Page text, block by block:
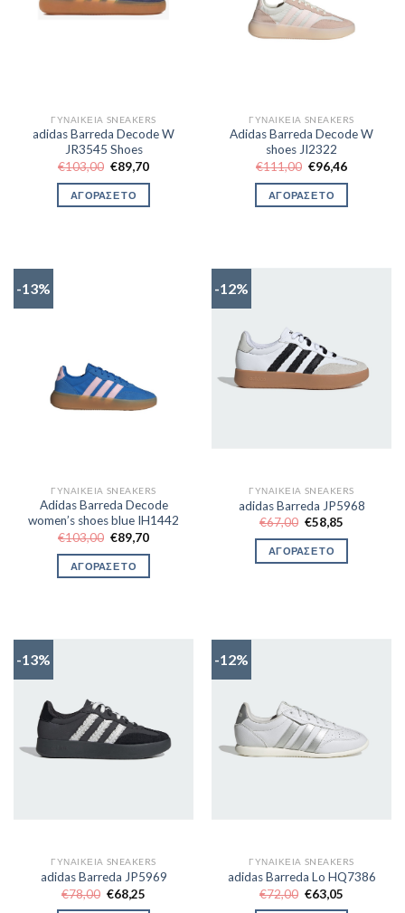
ΓΥΝΑΙΚΕΊΑ SNEAKERS
adidas Barreda Decode W
JR3545 Shoes
€103,00 Original
price
was:
€103,00.
€89,70Η
ΑΓΟΡΑΣΕ ΤΟ
ΓΥΝΑΙΚΕΊΑ SNEAKERS
Adidas Barreda Decode W
shoes JI2322
€111,00 Original
price
was:
€111,00.
€96,46Η
ΑΓΟΡΑΣΕ ΤΟ
-13%
ΓΥΝΑΙΚΕΊΑ SNEAKERS
Adidas Barreda Decode
women’s shoes blue IH1442
€103,00 Original
price
was:
€103,00.
€89,70Η
ΑΓΟΡΑΣΕ ΤΟ
-12%
ΓΥΝΑΙΚΕΊΑ SNEAKERS
adidas Barreda JP5968
€67,00 Original
price
was:
€67,00.
€58,85
τιμή
€58,85.
ΑΓΟΡΑΣΕ ΤΟ
-13%
ΓΥΝΑΙΚΕΊΑ SNEAKERS
adidas Barreda JP5969
€78,00 Original
price
€68,25
-12%
ΓΥΝΑΙΚΕΊΑ SNEAKERS
adidas Barreda Lo HQ7386
€72,00 Original
price
€63,05